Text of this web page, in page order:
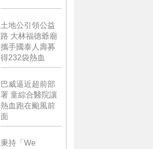
土地公引領公益
路 大林福德爺廟
攜手國泰人壽募
得232袋熱血
巴威逼近超前部
署 童綜合醫院讓
熱血跑在颱風前
面
秉持「We